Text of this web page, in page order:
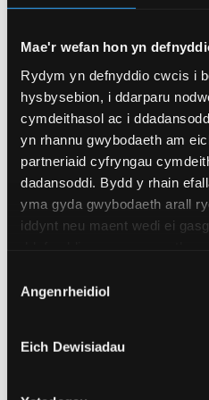
Mae'r wefan hon yn
Rydym yn defnyddio cwcis i
hysbysebion, i ddarparu
cymdeithasol ac i
yn rhannu gwybodaeth am
partneriaid cyfryngau
dadansoddi. Bydd y rhain
yma gyda gwybodaeth arall
iddynt neu maent wedi ei
Caniatâd
Angenrheidiol
Eich Dewisiadau
Officer / Technical
Fel rhan o’n
rydym wedi ymrwymo i
mewnwelediadau
penderfyniadau
Benywaidd. Mae’r